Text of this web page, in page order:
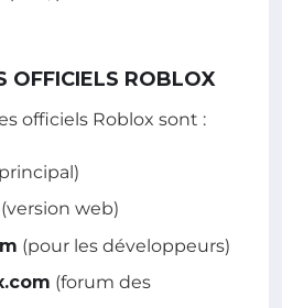
OFFICIELS ROBLOX
officiels Roblox sont :
(version web)
(pour les développeurs)
(forum des